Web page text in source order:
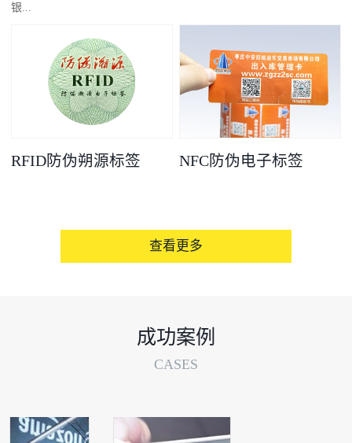
银...
凸码，金/银底
RFID防伪朔源标签 NFC防伪电子标签
查看更多
成功案例
CASES